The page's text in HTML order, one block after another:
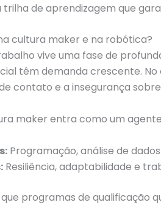
de aprendizagem que
cultura maker e na robótica?
vive uma fase de
têm demanda crescente.
contato e a insegurança
maker entra como um
Programação, análise de
Resiliência, adaptabilidade e
programas de qualificação